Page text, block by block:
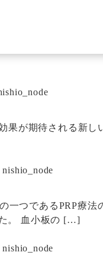
が期待される新
nishio_node
一つであるPRP療
。 血小板の […]
nishio_node